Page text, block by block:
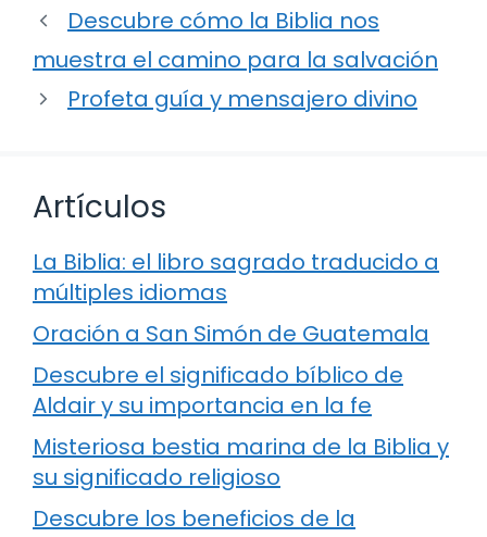
Descubre cómo la Biblia nos
muestra el camino para la salvación
Profeta guía y mensajero divino
Artículos
La Biblia: el libro sagrado traducido a
múltiples idiomas
Oración a San Simón de Guatemala
Descubre el significado bíblico de
Aldair y su importancia en la fe
Misteriosa bestia marina de la Biblia y
su significado religioso
Descubre los beneficios de la